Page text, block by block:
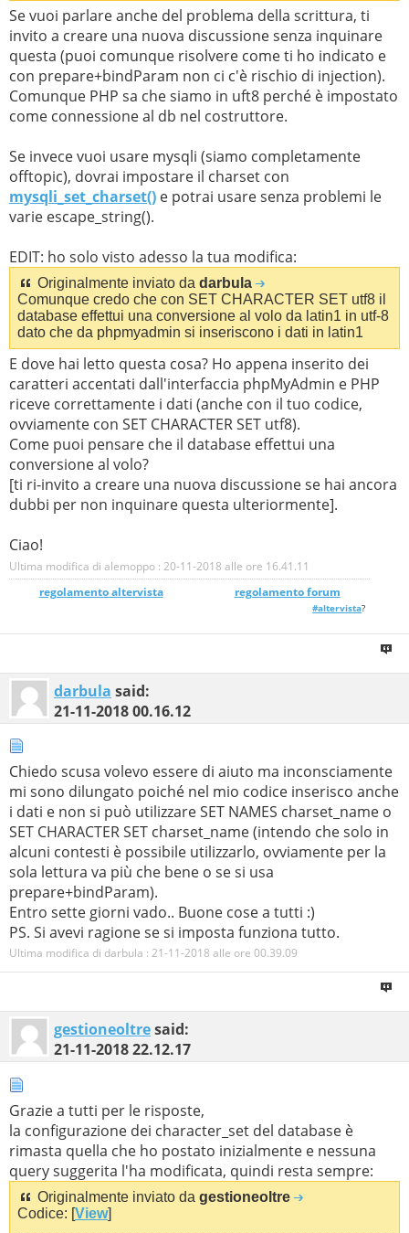
Se vuoi parlare anche del problema della scrittura, ti
invito a creare una nuova discussione senza inquinare
questa (puoi comunque risolvere come ti ho indicato e
con prepare+bindParam non ci c'è rischio di injection).
Comunque PHP sa che siamo in uft8 perché è impostato
come connessione al db nel costruttore.
Se invece vuoi usare mysqli (siamo completamente
offtopic), dovrai impostare il charset con
mysqli_set_charset() e potrai usare senza problemi le
varie escape_string().
EDIT: ho solo visto adesso la tua modifica:
Originalmente inviato da darbula
Comunque credo che con SET CHARACTER SET utf8 il
database effettui una conversione al volo da latin1 in utf-8
dato che da phpmyadmin si inseriscono i dati in latin1
E dove hai letto questa cosa? Ho appena inserito dei
caratteri accentati dall'interfaccia phpMyAdmin e PHP
riceve correttamente i dati (anche con il tuo codice,
ovviamente con SET CHARACTER SET utf8).
Come puoi pensare che il database effettui una
conversione al volo?
[ti ri-invito a creare una nuova discussione se hai ancora
dubbi per non inquinare questa ulteriormente].
Ciao!
Ultima modifica di alemoppo : 20-11-2018 alle ore 16.41.11
regolamento altervista_______________ regolamento forum
#altervista?
darbula said:
21-11-201800.16.12
Chiedo scusa volevo essere di aiuto ma inconsciamente
mi sono dilungato poiché nel mio codice inserisco anche
i dati e non si può utilizzare SET NAMES charset_name o
SET CHARACTER SET charset_name (intendo che solo in
alcuni contesti è possibile utilizzarlo, ovviamente per la
sola lettura va più che bene o se si usa
prepare+bindParam).
Entro sette giorni vado.. Buone cose a tutti :)
PS. Si avevi ragione se si imposta funziona tutto.
Ultima modifica di darbula : 21-11-2018 alle ore 00.39.09
gestioneoltresaid:
21-11-201822.12.17
Grazie a tutti per le risposte,
la configurazione dei character_set del database è
rimasta quella che ho postato inizialmente e nessuna
query suggerita l'ha modificata, quindi resta sempre:
Originalmente inviato da gestioneoltre
Codice: [View]